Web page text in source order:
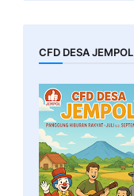
CFD DESA JEMPOL